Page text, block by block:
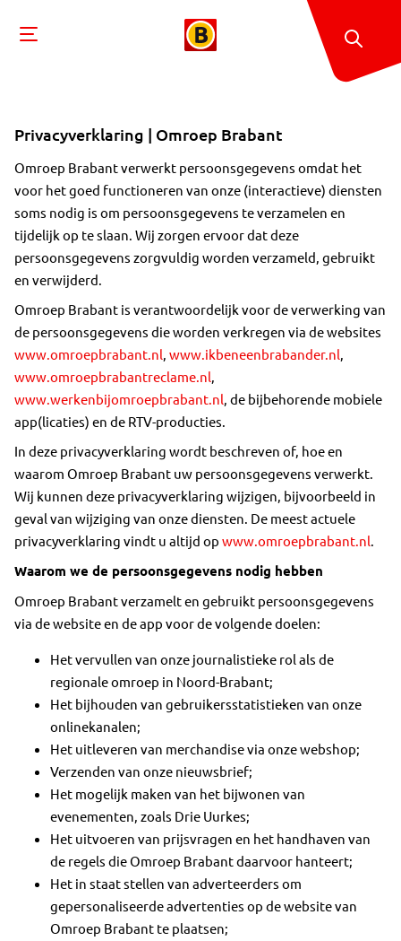
Privacyverklaring | Omroep Brabant
Omroep Brabant verwerkt persoonsgegevens omdat het
voor het goed functioneren van onze (interactieve) diensten
soms nodig is om persoonsgegevens te verzamelen en
tijdelijk op te slaan. Wij zorgen ervoor dat deze
persoonsgegevens zorgvuldig worden verzameld, gebruikt
en verwijderd.
Omroep Brabant is verantwoordelijk voor de verwerking van
de persoonsgegevens die worden verkregen via de websites
www.omroepbrabant.nl, www.ikbeneenbrabander.nl,
www.omroepbrabantreclame.nl,
www.werkenbijomroepbrabant.nl, de bijbehorende mobiele
app(licaties) en de RTV-producties.
In deze privacyverklaring wordt beschreven of, hoe en
waarom Omroep Brabant uw persoonsgegevens verwerkt.
Wij kunnen deze privacyverklaring wijzigen, bijvoorbeeld in
geval van wijziging van onze diensten. De meest actuele
privacyverklaring vindt u altijd op www.omroepbrabant.nl.
Waarom we de persoonsgegevens nodig hebben
Omroep Brabant verzamelt en gebruikt persoonsgegevens
via de website en de app voor de volgende doelen:
Het vervullen van onze journalistieke rol als de
regionale omroep in Noord-Brabant;
Het bijhouden van gebruikersstatistieken van onze
onlinekanalen;
Het uitleveren van merchandise via onze webshop;
Verzenden van onze nieuwsbrief;
Het mogelijk maken van het bijwonen van
evenementen, zoals Drie Uurkes;
Het uitvoeren van prijsvragen en het handhaven van
de regels die Omroep Brabant daarvoor hanteert;
Het in staat stellen van adverteerders om
gepersonaliseerde advertenties op de website van
Omroep Brabant te plaatsen;